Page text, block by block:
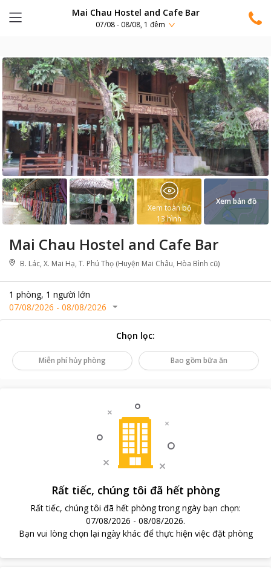
Mai Chau Hostel and Cafe Bar
07/08 - 08/08, 1 đêm
Mai Chau Hostel and Cafe Bar
B. Lác, X. Mai Hạ, T. Phú Thọ (Huyện Mai Châu, Hòa Bình cũ)
1 phòng, 1 người lớn
07/08/2026 - 08/08/2026
Xem toàn bộ
13hình
Xem bản đồ
Chọn lọc:
Miễn phí hủy phòng Bao gồm bữa ăn
Rất tiếc, chúng tôi đã hết phòng
Rất tiếc, chúng tôi đã hết phòng trong ngày bạn chọn:
07/08/2026 - 08/08/2026.
Bạn vui lòng chọn lại ngày khác để thực hiện việc đặt phòng